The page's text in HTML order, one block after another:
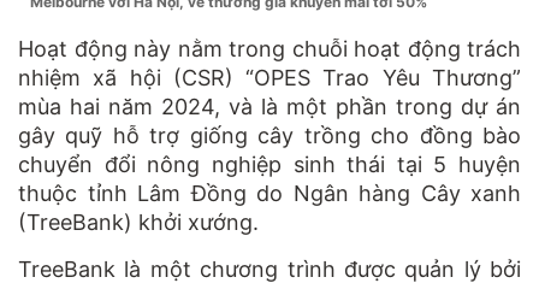
Hoạt động này nằm trong chuỗi hoạt động trách
nhiệm xã hội (CSR) “OPES Trao Yêu Thương”
mùa hai năm 2024, và là một phần trong dự án
gây quỹ hỗ trợ giống cây trồng cho đồng bào
chuyển đổi nông nghiệp sinh thái tại 5 huyện
thuộc tỉnh Lâm Đồng do Ngân hàng Cây xanh
(TreeBank) khởi xướng.
TreeBank là một chương trình được quản lý bởi